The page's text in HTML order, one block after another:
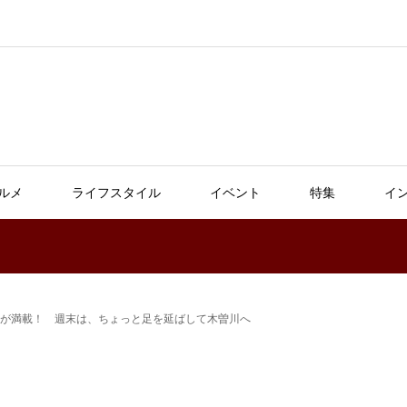
メ ライフスタイル イベント 特集 イ
満載！ 週末は、ちょっと足を延ばして木曽川へ